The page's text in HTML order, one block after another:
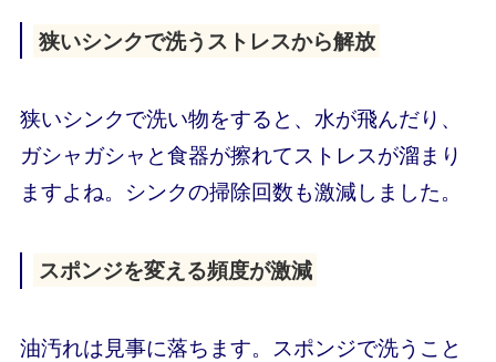
狭いシンクで洗うストレスから解放
狭いシンクで洗い物をすると、水が飛んだり、
ガシャガシャと食器が擦れてストレスが溜まり
ますよね。シンクの掃除回数も激減しました。
スポンジを変える頻度が激減
油汚れは見事に落ちます。スポンジで洗うこと